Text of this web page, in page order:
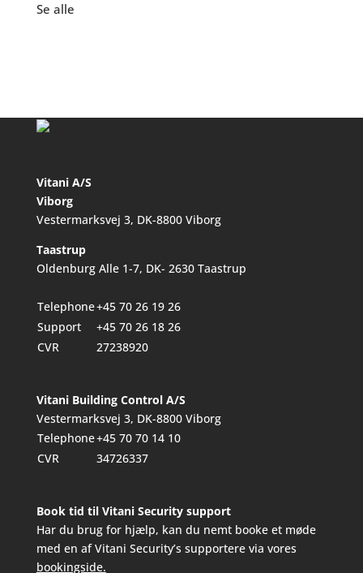
Se alle
Vitani A/S
Viborg
Vestermarksvej 3, DK-8800 Viborg
Taastrup
Oldenburg Alle 1-7, DK- 2630 Taastrup
Telephone+45 70 26 19 26
Support
+45 70 26 18 26
CVR
27238920
Vitani Building Control A/S
Vestermarksvej 3, DK-8800 Viborg
Telephone+45 70 70 14 10
CVR
34726337
Book tid til Vitani Security support
Har du brug for hjælp, kan du nemt booke et møde
med en af Vitani Security’s supportere via vores
bookingside.